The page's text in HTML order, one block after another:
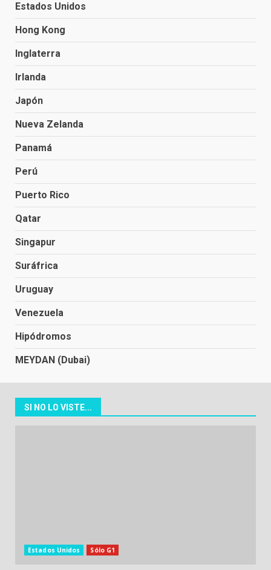
Estados Unidos
Hong Kong
Inglaterra
Irlanda
Japón
Nueva Zelanda
Panamá
Perú
Puerto Rico
Qatar
Singapur
Suráfrica
Uruguay
Venezuela
Hipódromos
MEYDAN (Dubai)
SI NO LO VISTE...
Estados Unidos Sólo G1